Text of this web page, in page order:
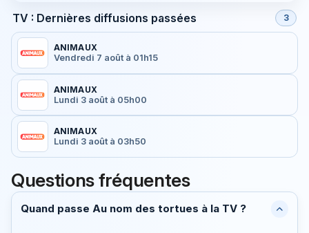
TV : Dernières diffusions passées 3
ANIMAUX
Vendredi 7 août à 01h15
ANIMAUX
Lundi 3 août à 05h00
ANIMAUX
Lundi 3 août à 03h50
Questions fréquentes
Quand passe Au nom des tortues à la TV ?